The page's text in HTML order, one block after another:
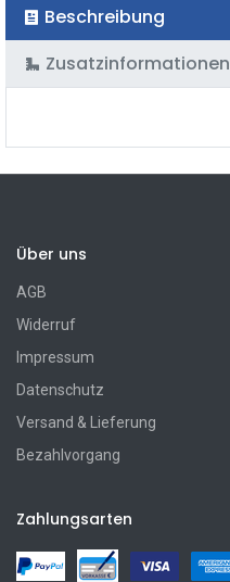
Beschreibung
Zusatzinformationen
Über uns
AGB
Widerruf
Impressum
Datenschutz
Versand & Lieferung
Bezahlvorgang
Zahlungsarten